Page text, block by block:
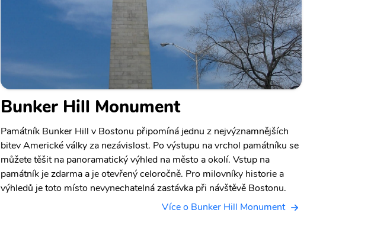
Bunker Hill Monument
Památník Bunker Hill v Bostonu připomíná jednu z nejvýznamnějších
bitev Americké války za nezávislost. Po výstupu na vrchol památníku se
můžete těšit na panoramatický výhled na město a okolí. Vstup na
památník je zdarma a je otevřený celoročně. Pro milovníky historie a
výhledů je toto místo nevynechatelná zastávka při návštěvě Bostonu.
Více o Bunker Hill Monument